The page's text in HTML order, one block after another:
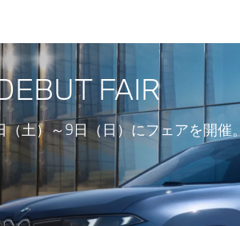
FAIR
土）～9日（日）にフェアを開催